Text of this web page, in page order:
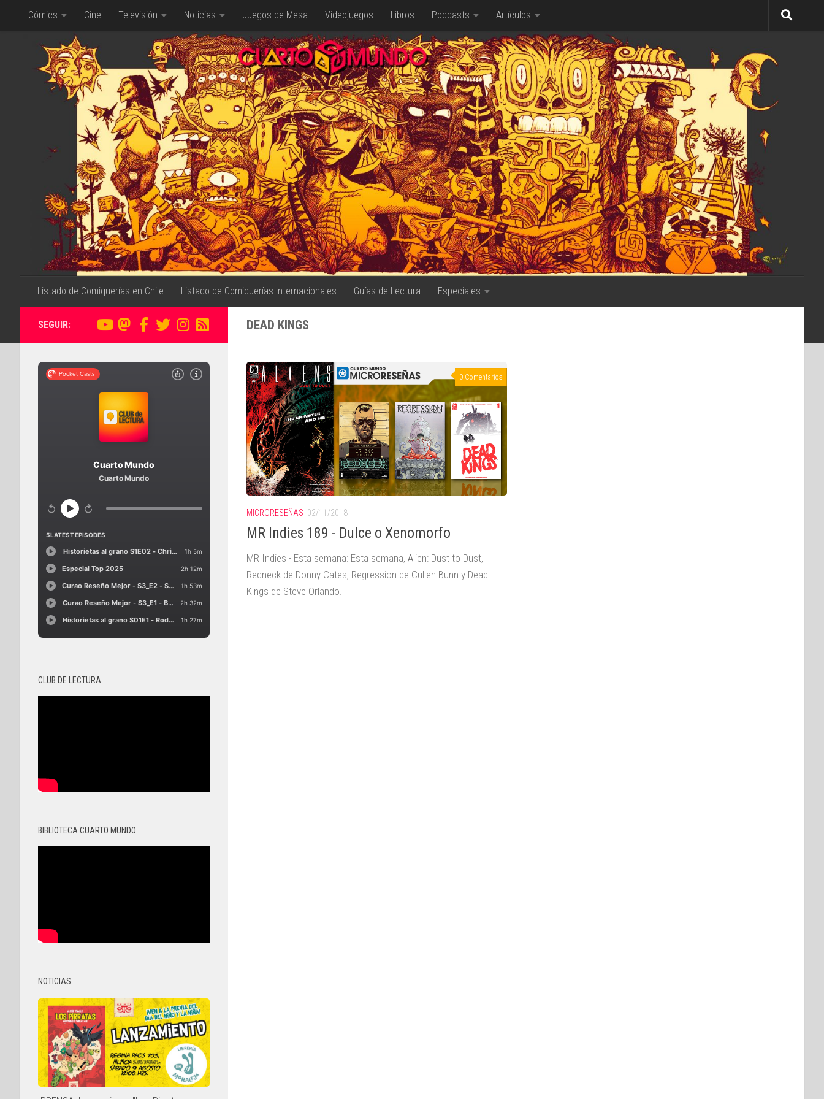
Saltar al contenido
Cómics Cine Televisión Noticias Juegos de Mesa Videojuegos Libros Podcasts Artículos
Listado de Comiquerías en Chile Listado de Comiquerías Internacionales Guías de Lectura Especiales
DEAD KINGS
0 Comentarios
MICRORESEÑAS 02/11/2018
MR Indies 189 - Dulce o Xenomorfo
MR Indies - Esta semana: Esta semana, Alien: Dust to Dust,
Redneck de Donny Cates, Regression de Cullen Bunn y Dead
Kings de Steve Orlando.
SEGUIR:
CLUB DE LECTURA
BIBLIOTECA CUARTO MUNDO
NOTICIAS